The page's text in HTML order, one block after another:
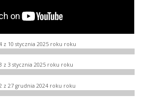
z 10 stycznia 2025 roku roku
z 3 stycznia 2025 roku roku
z 27 grudnia 2024 roku roku